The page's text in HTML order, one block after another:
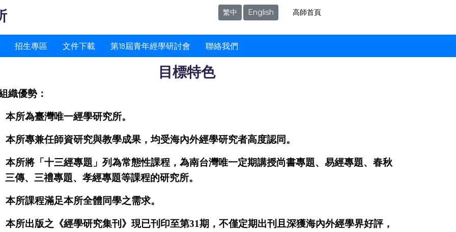
繁中 English 高師首頁
招生專區 文件下載 第18屆青年經學研討會 聯絡我們
目標特色
織優勢：
本所為臺灣唯一經學研究所。
本所專兼任師資研究與教學成果，均受海內外經學研究者高度認同。
本所將「十三經專題」列為常態性課程，為南台灣唯一定期講授尚書專題、易經專題、春秋
三傳、三禮專題、孝經專題等課程的研究所。
本所課程滿足本所全體同學之需求。
本所出版之《經學研究集刊》現已刊印至第31期，不僅定期出刊且深獲海內外經學界好評，